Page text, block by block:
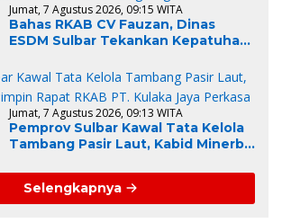
Jumat, 7 Agustus 2026, 09:15 WITA
Bahas RKAB CV Fauzan, Dinas
ESDM Sulbar Tekankan Kepatuhan
Lingkungan
Jumat, 7 Agustus 2026, 09:13 WITA
Pemprov Sulbar Kawal Tata Kelola
Tambang Pasir Laut, Kabid Minerba
Perkasa
Selengkapnya